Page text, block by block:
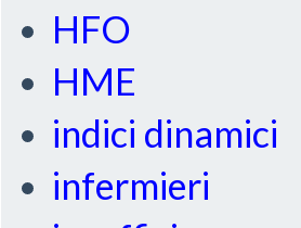
HFO
HME
indici dinamici
infermieri